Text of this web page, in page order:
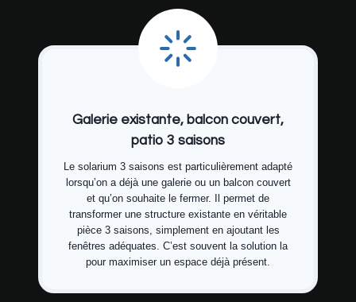
Galerie existante, balcon couvert,
patio 3 saisons
Le solarium 3 saisons est particulièrement adapté
lorsqu’on a déjà une galerie ou un balcon couvert
et qu’on souhaite le fermer. Il permet de
transformer une structure existante en véritable
pièce 3 saisons, simplement en ajoutant les
fenêtres adéquates. C’est souvent la solution la
pour maximiser un espace déjà présent.